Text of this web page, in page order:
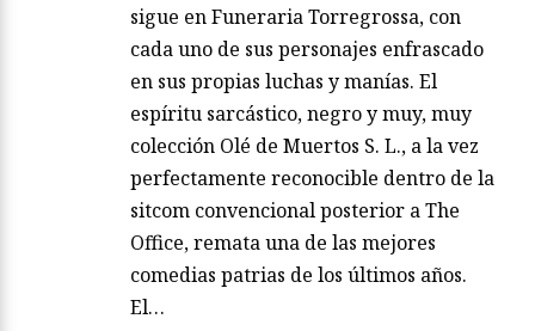
sigue en Funeraria Torregrossa, con
cada uno de sus personajes enfrascado
en sus propias luchas y manías. El
espíritu sarcástico, negro y muy, muy
colección Olé de Muertos S. L., a la vez
perfectamente reconocible dentro de la
sitcom convencional posterior a The
Office, remata una de las mejores
comedias patrias de los últimos años.
El…